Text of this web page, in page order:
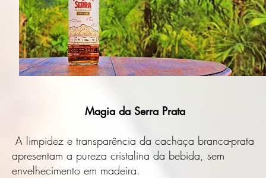
Magia da Serra Prata
A limpidez e transparência da cachaça branca-prata
apresentam a pureza cristalina da bebida, sem
envelhecimento em madeira.